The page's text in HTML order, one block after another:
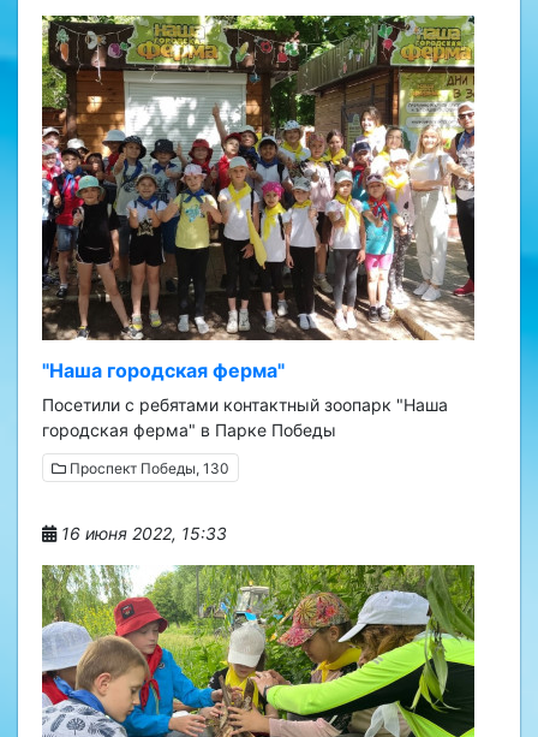
"Наша городская ферма"
Посетили с ребятами контактный зоопарк "Наша
городская ферма" в Парке Победы
Проспект Победы, 130
16 июня 2022, 15:33